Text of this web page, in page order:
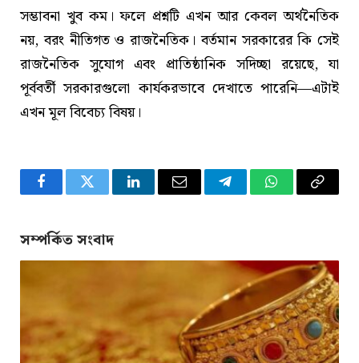
সম্ভাবনা খুব কম। ফলে প্রশ্নটি এখন আর কেবল অর্থনৈতিক
নয়, বরং নীতিগত ও রাজনৈতিক। বর্তমান সরকারের কি সেই
রাজনৈতিক সুযোগ এবং প্রাতিষ্ঠানিক সদিচ্ছা রয়েছে, যা
পূর্ববর্তী সরকারগুলো কার্যকরভাবে দেখাতে পারেনি—এটাই
এখন মূল বিবেচ্য বিষয়।
FacebookTwitter LinkedInEmail TelegramWhatsApp
Copy
সম্পর্কিত সংবাদ